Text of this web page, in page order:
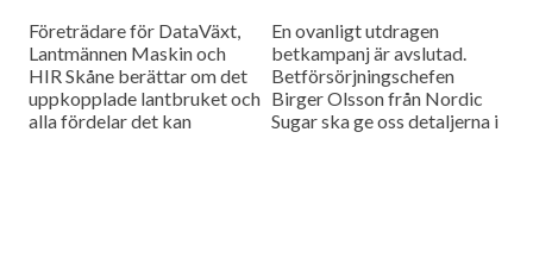
Företrädare för DataVäxt,
Lantmännen Maskin och
HIR Skåne berättar om det
uppkopplade lantbruket och
alla fördelar det kan
En ovanligt utdragen
betkampanj är avslutad.
Betförsörjningschefen
Birger Olsson från Nordic
Sugar ska ge oss detaljerna i